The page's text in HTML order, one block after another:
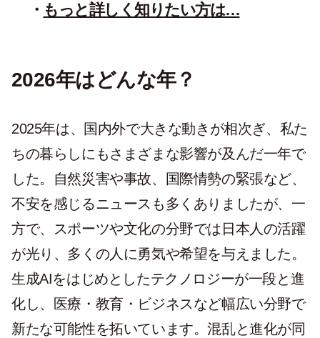
もっと詳しく知りたい方は…
2026年はどんな年？
2025年は、国内外で大きな動きが相次ぎ、私た
ちの暮らしにもさまざまな影響が及んだ一年で
した。自然災害や事故、国際情勢の緊張など、
不安を感じるニュースも多くありましたが、一
方で、スポーツや文化の分野では日本人の活躍
が光り、多くの人に勇気や希望を与えました。
生成AIをはじめとしたテクノロジーが一段と進
化し、医療・教育・ビジネスなど幅広い分野で
新たな可能性を拓いています。混乱と進化が同